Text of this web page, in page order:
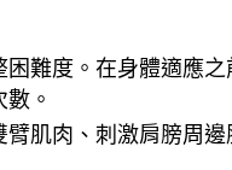
難度。在身體適應
。
肌肉、刺激肩膀周